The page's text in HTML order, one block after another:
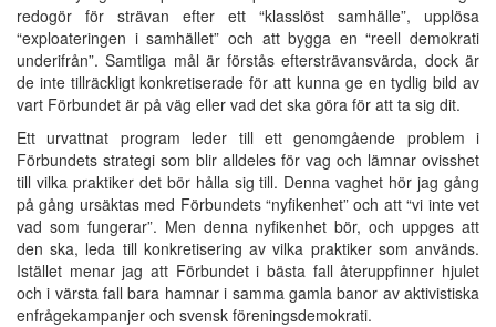
redogör för strävan efter ett “klasslöst samhälle”, upplösa
“exploateringen i samhället” och att bygga en “reell demokrati
underifrån”. Samtliga mål är förstås eftersträvansvärda, dock är
de inte tillräckligt konkretiserade för att kunna ge en tydlig bild av
vart Förbundet är på väg eller vad det ska göra för att ta sig dit.
Ett urvattnat program leder till ett genomgående problem i
Förbundets strategi som blir alldeles för vag och lämnar ovisshet
till vilka praktiker det bör hålla sig till. Denna vaghet hör jag gång
på gång ursäktas med Förbundets “nyfikenhet” och att “vi inte vet
vad som fungerar”. Men denna nyfikenhet bör, och uppges att
den ska, leda till konkretisering av vilka praktiker som används.
Istället menar jag att Förbundet i bästa fall återuppfinner hjulet
och i värsta fall bara hamnar i samma gamla banor av aktivistiska
enfrågekampanjer och svensk föreningsdemokrati.